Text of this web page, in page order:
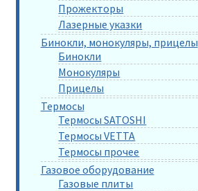
Прожекторы
Лазерные указки
Бинокли, монокуляры, прицелы
Бинокли
Монокуляры
Прицелы
Термосы
Термосы SATOSHI
Термосы VETTA
Термосы прочее
Газовое оборудование
Газовые плиты